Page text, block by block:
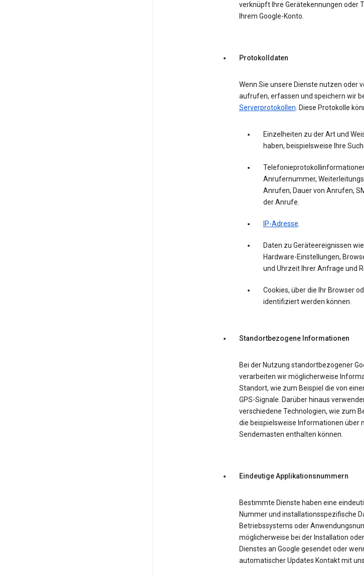
verknüpft Ihre Gerätekennungen oder
Ihrem Google-Konto.
Protokolldaten
Wenn Sie unsere Dienste nutzen oder
aufrufen, erfassen und speichern wir
Serverprotokollen. Diese Protokolle
Einzelheiten zu der Art und
haben, beispielsweise Ihre
Anrufernummer,
Anrufen, Dauer von Anrufen,
der Anrufe.
IP-Adresse.
Daten zu Geräteereignissen
Hardware-Einstellungen,
und Uhrzeit Ihrer Anfrage und
Cookies, über die Ihr Browser
identifiziert werden können.
Standortbezogene Informationen
Bei der Nutzung standortbezogener
verarbeiten wir möglicherweise
Standort, wie zum Beispiel die von
GPS-Signale. Darüber hinaus
verschiedene Technologien, wie zum
die beispielsweise Informationen über
Sendemasten enthalten können.
Eindeutige Applikationsnummern
Bestimmte Dienste haben eine
Nummer und installationsspezifische
Betriebssystems oder
möglicherweise bei der Installation
Dienstes an Google gesendet oder
automatischer Updates Kontakt mit